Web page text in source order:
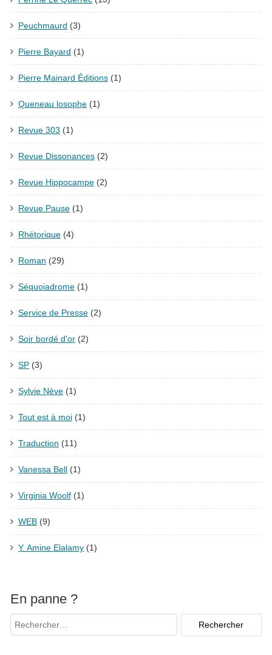
Peuchmaurd (3)
Pierre Bayard (1)
Pierre Mainard Éditions (1)
Queneau losophe (1)
Revue 303 (1)
Revue Dissonances (2)
Revue Hippocampe (2)
Revue Pause (1)
Rhétorique (4)
Roman (29)
Séquoiadrome (1)
Service de Presse (2)
Soir bordé d'or (2)
SP (3)
Sylvie Nève (1)
Tout est à moi (1)
Traduction (11)
Vanessa Bell (1)
Virginia Woolf (1)
WEB (9)
Y. Amine Elalamy (1)
En panne ?